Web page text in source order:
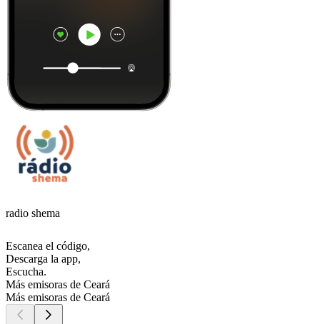
radio shema
Escanea el código,
Descarga la app,
Escucha.
Más emisoras de Ceará
Más emisoras de Ceará